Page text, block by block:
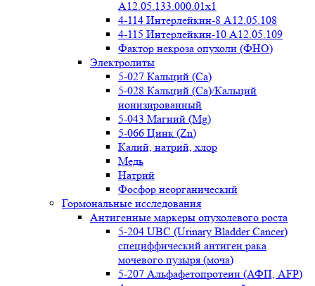
A12.05.133.000.01x1
4-114 Интерлейкин-8 A12.05.108
4-115 Интерлейкин-10 A12.05.109
Фактор некроза опухоли (ФНО)
Электролиты
5-027 Кальций (Ca)
5-028 Кальций (Ca)/Кальций
ионизированный
5-043 Магний (Mg)
5-066 Цинк (Zn)
Калий, натрий, хлор
Медь
Натрий
Фосфор неорганический
Гормональные исследования
Антигенные маркеры опухолевого роста
5-204 UBC (Urinary Bladder Cancer)
специффический антиген рака
мочевого пузыря (моча)
5-207 Альфафетопротеин (АФП, AFP)